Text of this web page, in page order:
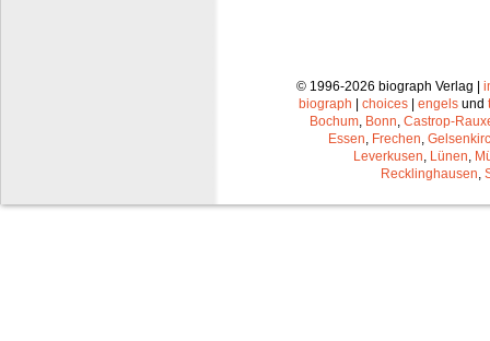
© 1996-2026 biograph Verlag |
biograph
choices engels und
Bochum, Bonn, Castrop-
Essen, Frechen,
Leverkusen, Lünen,
Recklinghausen,